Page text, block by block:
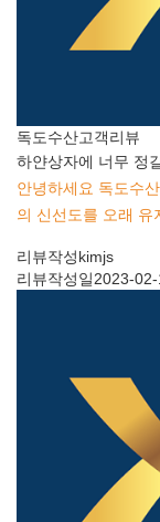
독도수산고객리뷰
하얀상자에 너무 정
안녕하세요 독도수
의 신선도를 오래 유
리뷰작성kimjs
리뷰작성일2023-02-